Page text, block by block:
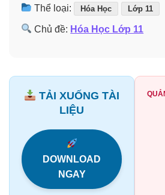
Thể loại: Hóa Học Lớp 11
Chủ đề: Hóa Học Lớp 11
TẢI XUỐNG TÀI
LIỆU
DOWNLOAD
NGAY